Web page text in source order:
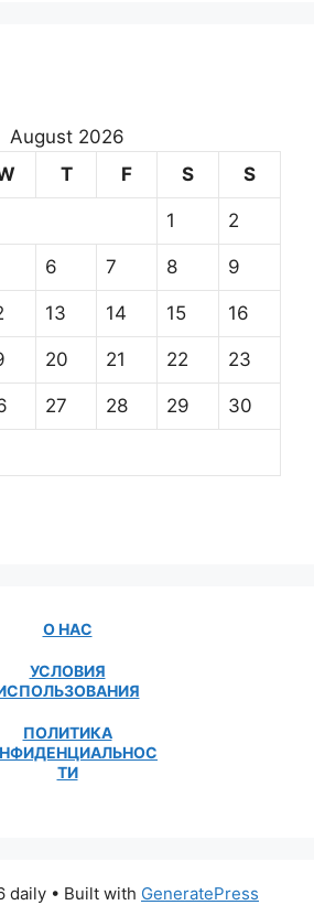
August 2026
T F S S
1 2
6 7 8 9
13 14 15 16
20 21 22 23
27 28 29 30
О НАС
УСЛОВИЯ
ПОЛИТИКА
ТИ
daily • Built with GeneratePress